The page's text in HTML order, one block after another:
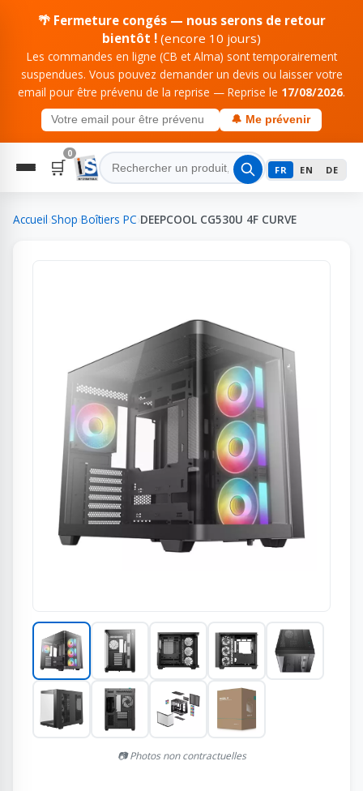
🌴 Fermeture congés — nous serons de retour
bientôt ! (encore 10 jours)
Les commandes en ligne (CB et Alma) sont temporairement
suspendues. Vous pouvez demander un devis ou laisser votre
email pour être prévenu de la reprise — Reprise le 17/08/2026.
🔔 Me prévenir
🛒
0
FR EN DE
Accueil Shop Boîtiers PC DEEPCOOL CG530U 4F CURVE
📷 Photos non contractuelles